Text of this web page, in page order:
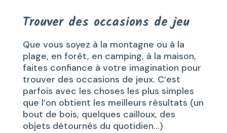
Trouver des occasions de jeu
Que vous soyez à la montagne ou à la
plage, en forêt, en camping, à la maison,
faites confiance à votre imagination pour
trouver des occasions de jeux. C’est
parfois avec les choses les plus simples
que l’on obtient les meilleurs résultats (un
bout de bois, quelques cailloux, des
objets détournés du quotidien…)